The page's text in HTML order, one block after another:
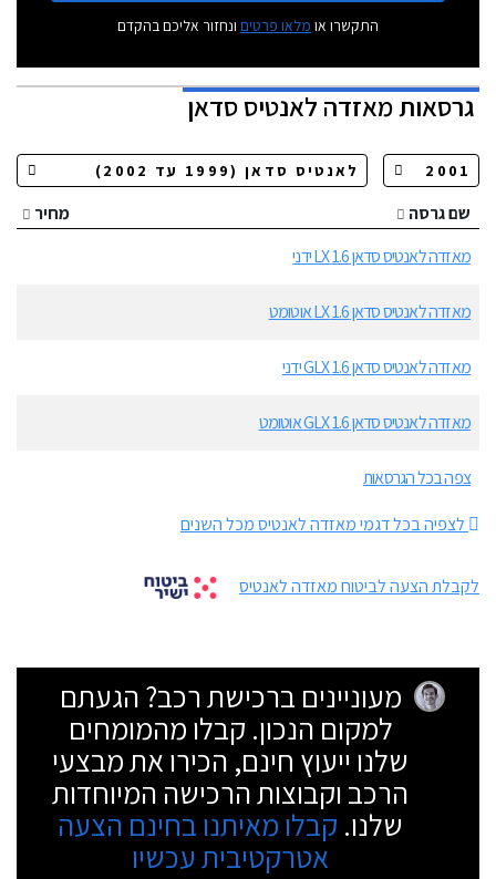
התקשרו או מלאו פרטים ונחזור אליכם בהקדם
גרסאותמאזדה לאנטיס סדאן
שם גרסה
מחיר
מאזדה לאנטיס סדאן 1.6 LX ידני
מאזדה לאנטיס סדאן 1.6 LX אוטומט
מאזדה לאנטיס סדאן 1.6 GLX ידני
מאזדה לאנטיס סדאן 1.6 GLX אוטומט
צפה בכל הגרסאות
לצפיה בכל דגמי מאזדה לאנטיס מכל השנים
לקבלת הצעה לביטוח מאזדה לאנטיס
מעוניינים ברכישת רכב? הגעתם
למקום הנכון. קבלו מהמומחים
שלנו ייעוץ חינם, הכירו את מבצעי
הרכב וקבוצות הרכישה המיוחדות
שלנו. קבלו מאיתנו בחינם הצעה
אטרקטיבית עכשיו